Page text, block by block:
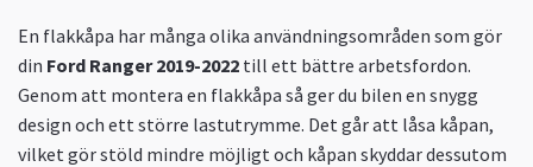
En flakkåpa har många olika användningsområden som gör
din Ford Ranger 2019-2022 till ett bättre arbetsfordon.
Genom att montera en flakkåpa så ger du bilen en snygg
design och ett större lastutrymme. Det går att låsa kåpan,
vilket gör stöld mindre möjligt och kåpan skyddar dessutom